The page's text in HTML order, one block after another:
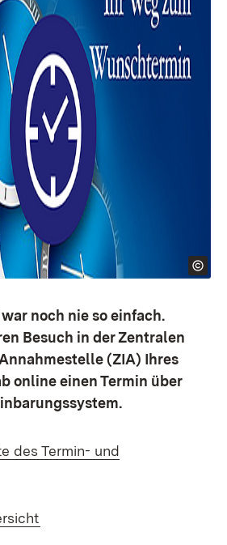
noch nie so einfach.
Besuch in der Zentralen
(ZIA) Ihres
online einen Termin über
des Termin- und